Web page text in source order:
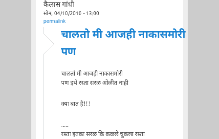
कैलास गांधी
सोम, 04/10/2010 - 13:00
permalink
चालतो मी आजही नाकासमोरी
पण
चालतो मी आजही नाकासमोरी
पण इथे रस्ता सरळ ओळीत नाही
क्या बात है!!!
.....
रस्ता इतका सरळ कि कळ्ले चुकला रस्ता